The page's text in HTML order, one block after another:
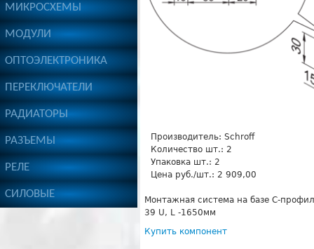
МИКРОСХЕМЫ
МОДУЛИ
ОПТОЭЛЕКТРОНИКА
ПЕРЕКЛЮЧАТЕЛИ
РАДИАТОРЫ
РАЗЪЕМЫ
РЕЛЕ
СИЛОВЫЕ
Производитель: Schroff
Количество шт.: 2
Упаковка шт.: 2
Цена руб./шт.: 2 909,00
Монтажная система на базе С-
39 U, L -1650мм
Купить компонент